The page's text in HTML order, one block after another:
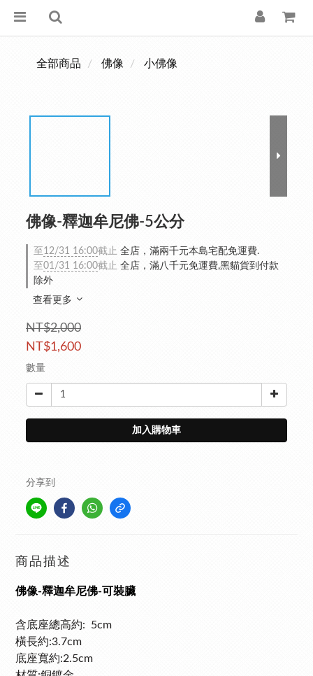
全部商品 佛像 小佛像
佛像-釋迦牟尼佛-5公分
至 12/31 16:00截止 全店，滿兩千元本島宅配免運費.
至01/31 16:00截止 全店，滿八千元免運費,黑貓貨到付款
除外
查看更多
NT$2,000
NT$1,600
數量
加入購物車
分享到
商品描述
佛像-釋迦牟尼佛-可裝臟
含底座總高約: 5cm
橫長約:3.7cm
底座寬約:2.5cm